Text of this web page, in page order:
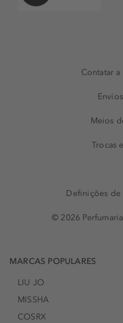
Contatar
Meios
Trocas
Definições
© 2026
MARCAS POPULARES
LIU JO
MISSHA
COSRX